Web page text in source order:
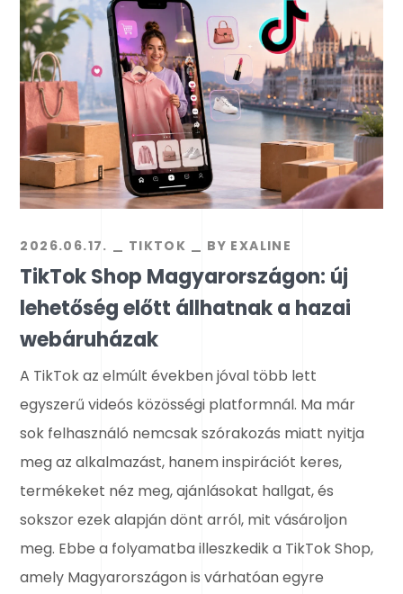
2026.06.17. TIKTOK BY EXALINE
TikTok Shop Magyarországon: új
lehetőség előtt állhatnak a hazai
webáruházak
A TikTok az elmúlt években jóval több lett
egyszerű videós közösségi platformnál. Ma már
sok felhasználó nemcsak szórakozás miatt nyitja
meg az alkalmazást, hanem inspirációt keres,
termékeket néz meg, ajánlásokat hallgat, és
sokszor ezek alapján dönt arról, mit vásároljon
meg. Ebbe a folyamatba illeszkedik a TikTok Shop,
amely Magyarországon is várhatóan egyre